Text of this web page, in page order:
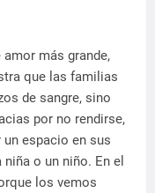
amor más grande,
que las familias
de sangre, sino
por no rendirse,
espacio en sus
o un niño. En el
los vemos